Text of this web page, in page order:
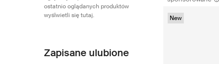
ostatnio oglądanych produktów
wyślwietli się tutaj.
Zapisane ulubione
New